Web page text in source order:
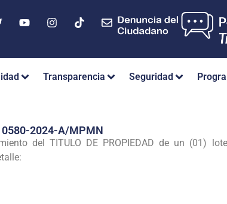
Transparencia Seguridad
0580-2024-A/MPMN
del TITULO DE PROPIEDAD de un (01)